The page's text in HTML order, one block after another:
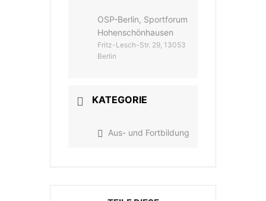
OSP-Berlin, Sportforum
Hohenschönhausen
Fritz-Lesch-Str. 29, 13053
Berlin
KATEGORIE
Aus- und Fortbildung